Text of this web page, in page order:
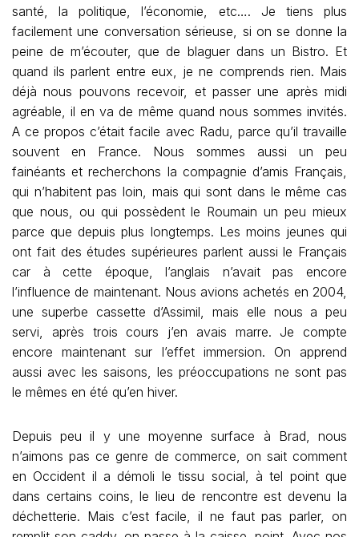
santé, la politique, l’économie, etc…. Je tiens plus
facilement une conversation sérieuse, si on se donne la
peine de m’écouter, que de blaguer dans un Bistro. Et
quand ils parlent entre eux, je ne comprends rien. Mais
déjà nous pouvons recevoir, et passer une après midi
agréable, il en va de même quand nous sommes invités.
A ce propos c’était facile avec Radu, parce qu’il travaille
souvent en France. Nous sommes aussi un peu
fainéants et recherchons la compagnie d’amis Français,
qui n’habitent pas loin, mais qui sont dans le même cas
que nous, ou qui possèdent le Roumain un peu mieux
parce que depuis plus longtemps. Les moins jeunes qui
ont fait des études supérieures parlent aussi le Français
car à cette époque, l’anglais n’avait pas encore
l’influence de maintenant. Nous avions achetés en 2004,
une superbe cassette d’Assimil, mais elle nous a peu
servi, après trois cours j’en avais marre. Je compte
encore maintenant sur l’effet immersion. On apprend
aussi avec les saisons, les préoccupations ne sont pas
le mêmes en été qu’en hiver.
Depuis peu il y une moyenne surface à Brad, nous
n’aimons pas ce genre de commerce, on sait comment
en Occident il a démoli le tissu social, à tel point que
dans certains coins, le lieu de rencontre est devenu la
déchetterie. Mais c’est facile, il ne faut pas parler, on